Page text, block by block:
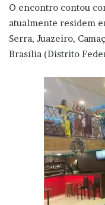
O encontro contou
atualmente residem
Serra, Juazeiro,
Brasília (Distrito